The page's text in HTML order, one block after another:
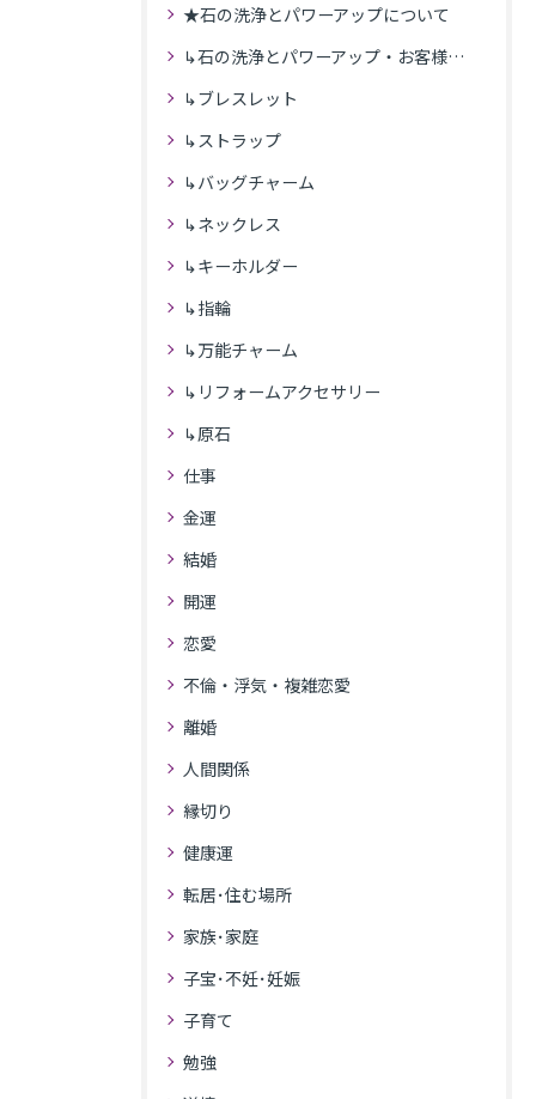
★石の洗浄とパワーアップについて
↳石の洗浄とパワーアップ・お客様の感想
↳ブレスレット
↳ストラップ
↳バッグチャーム
↳ネックレス
↳キーホルダー
↳指輪
↳万能チャーム
↳リフォームアクセサリー
↳原石
仕事
金運
結婚
開運
恋愛
不倫・浮気・複雑恋愛
離婚
人間関係
縁切り
健康運
転居･住む場所
家族･家庭
子宝･不妊･妊娠
子育て
勉強